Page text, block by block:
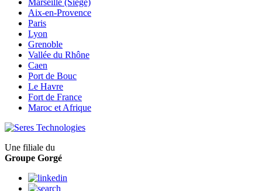
Aix-en-Provence
Paris
Lyon
Grenoble
Vallée du Rhône
Caen
Port de Bouc
Le Havre
Fort de France
Maroc et Afrique
Une filiale du
Groupe Gorgé